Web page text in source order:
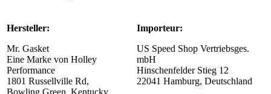
Hersteller:
Mr. Gasket
Eine Marke von Holley
Performance
1801 Russellville Rd,
Bowling Green, Kentucky
Importeur:
US Speed Shop Vertriebsges.
mbH
Hinschenfelder Stieg 12
22041 Hamburg, Deutschland